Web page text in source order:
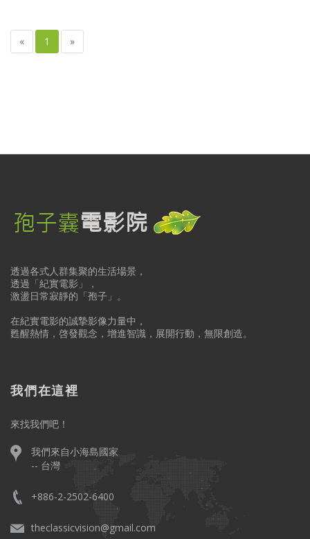
« 1 »
透過各式人群集聚的生活場景，
透過「紀實電影」，
激盪日常寂靜的「孢子」。
在紀實電影的誠摯影像力量中，
甦醒熱情，啓發觀念，增進智識，展開行動，無限創造。
我們在這裡
來找我們吧！
我們來自小海島國家
-- 台灣
+886-2-2502-6400
theclassicvision@gmail.com